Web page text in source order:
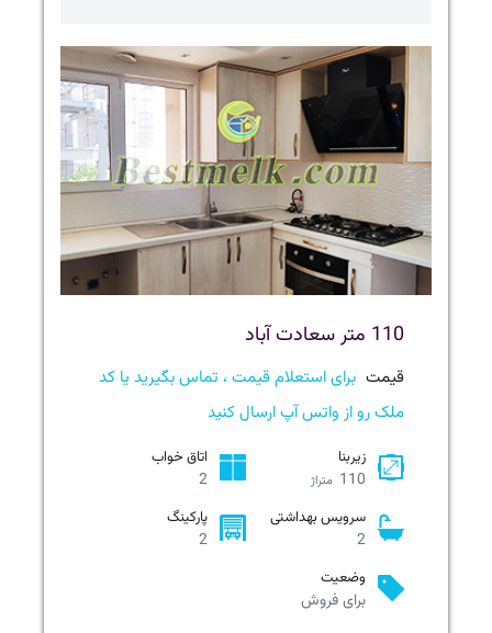
110 متر سعادت آباد
قیمت برای استعلام قیمت ، تماس بگیرید یا کد
ملک رو از واتس آپ ارسال کنید
زیربنا
110 متراژ
اتاق خواب
2
سرویس بهداشتی
2
پارکینگ
2
وضعیت
برای فروش